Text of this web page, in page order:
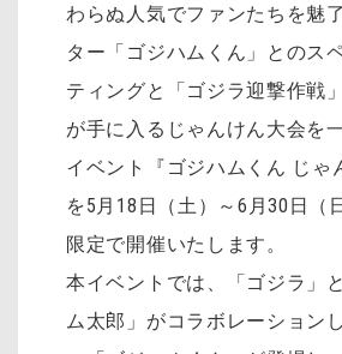
わらぬ人気でファンたちを魅
ター「ゴジハムくん」とのス
ティングと「ゴジラ迎撃作戦
が手に入るじゃんけん大会を
イベント『ゴジハムくん じゃ
を5月18日（土）～6月30日（
限定で開催いたします。
本イベントでは、「ゴジラ」
ム太郎」がコラボレーション